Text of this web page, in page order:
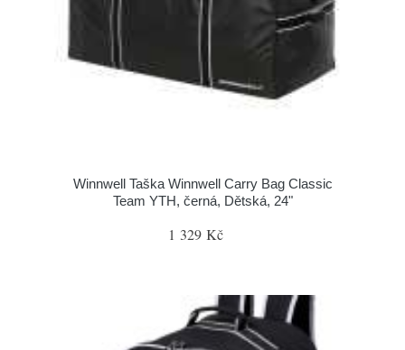
Winnwell Taška Winnwell Carry Bag Classic
Team YTH, černá, Dětská, 24"
1 329 Kč